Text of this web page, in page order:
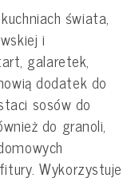
świata,
i
galaretek,
dodatek do
sosów do
do granoli,
Wykorzystuje